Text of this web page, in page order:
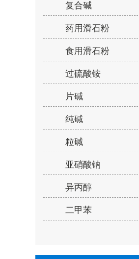
复合碱
药用滑石粉
食用滑石粉
过硫酸铵
片碱
纯碱
粒碱
亚硝酸钠
异丙醇
二甲苯